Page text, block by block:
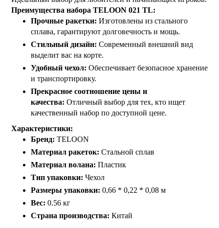
Преимущества набора TELOON 021 TL:
Прочные ракетки: Изготовлены из стального
сплава, гарантируют долговечность и мощь.
Стильный дизайн: Современный внешний вид
выделит вас на корте.
Удобный чехол: Обеспечивает безопасное хранение
и транспортировку.
Прекрасное соотношение цены и
качества: Отличный выбор для тех, кто ищет
качественный набор по доступной цене.
Характеристики:
Бренд: TELOON
Материал ракеток: Стальной сплав
Материал волана: Пластик
Тип упаковки: Чехол
Размеры упаковки: 0,66 * 0,22 * 0,08 м
Вес: 0.56 кг
Страна производства: Китай